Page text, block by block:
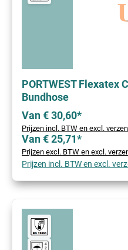
PORTWEST Flexatex
Bundhose
Van € 30,60*
Prijzen incl. BTW en excl.
Van € 25,71*
Prijzen excl. BTW en excl.
Prijzen incl. BTW en excl.